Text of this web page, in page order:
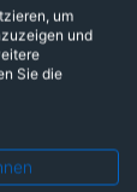
2,59%
um
und
Sie die